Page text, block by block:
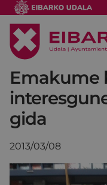
Emakume
gida
2013/03/08